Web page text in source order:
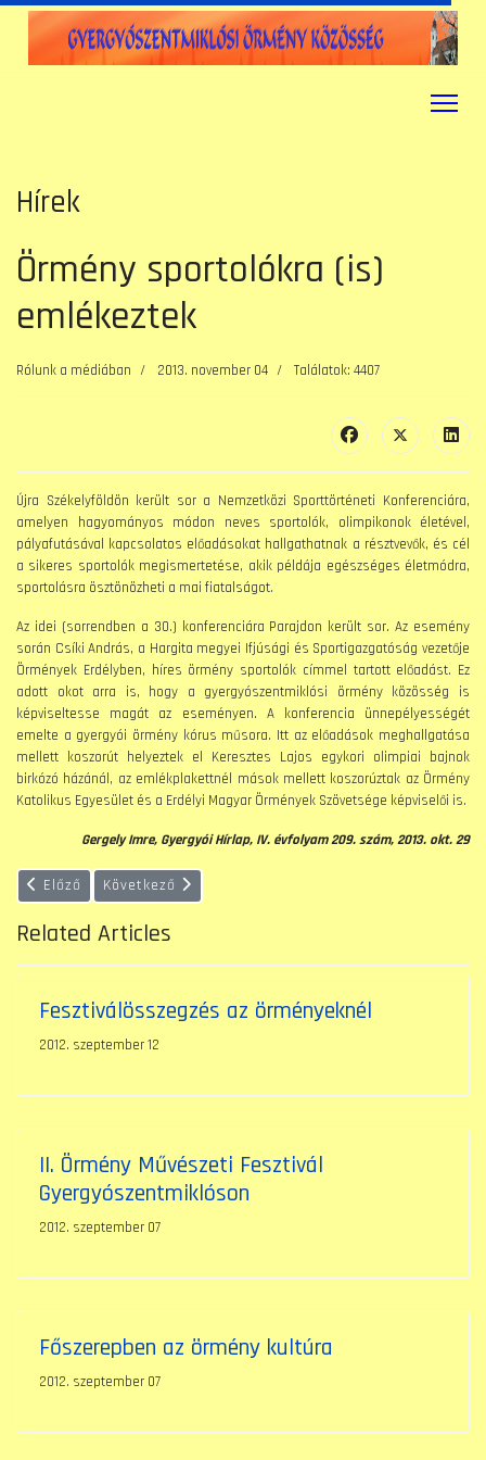
Hírek
Örmény sportolókra (is)
emlékeztek
Rólunk a médiában 2013. november 04 Találatok: 4407
Újra Székelyföldön került sor a Nemzetközi Sporttörténeti Konferenciára,
amelyen hagyományos módon neves sportolók, olimpikonok életével,
pályafutásával kapcsolatos előadásokat hallgathatnak a résztvevők, és cél
a sikeres sportolók megismertetése, akik példája egészséges életmódra,
sportolásra ösztönözheti a mai fiatalságot.
Az idei (sorrendben a 30.) konferenciára Parajdon került sor. Az esemény
során Csíki András, a Hargita megyei Ifjúsági és Sportigazgatóság vezetője
Örmények Erdélyben, híres örmény sportolók címmel tartott előadást. Ez
adott okot arra is, hogy a gyergyószentmiklósi örmény közösség is
képviseltesse magát az eseményen. A konferencia ünnepélyességét
emelte a gyergyói örmény kórus műsora. Itt az előadások meghallgatása
mellett koszorút helyeztek el Keresztes Lajos egykori olimpiai bajnok
birkózó házánál, az emlékplakettnél mások mellett koszorúztak az Örmény
Katolikus Egyesület és a Erdélyi Magyar Örmények Szövetsége képviselői is.
Gergely Imre, Gyergyói Hírlap, IV. évfolyam 209. szám, 2013. okt. 29
Előző cikk: Székelyföldi körúton Áder János magyar államfő
Előző Következő cikk: Erdélyi örmény fiatalok találkozója
Következő
Related Articles
Fesztiválösszegzés az örményeknél
2012. szeptember 12
II. Örmény Művészeti Fesztivál
Gyergyószentmiklóson
2012. szeptember 07
Főszerepben az örmény kultúra
2012. szeptember 07